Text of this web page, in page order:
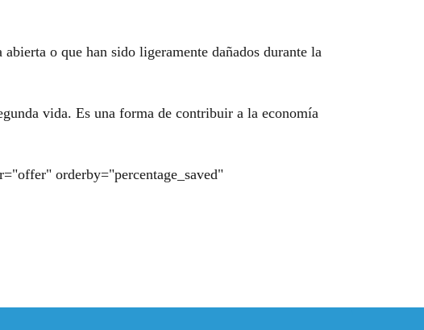
o que han sido ligeramente dañados durante la
vida. Es una forma de contribuir a la economía
orderby="percentage_saved"